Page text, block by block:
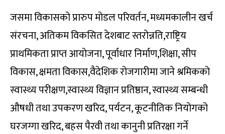
जसमा विकासको प्रारुप मोडल परिवर्तन, मध्यमकालीन खर्च
संरचना, अतिकम विकसित देशबाट स्तरोन्नति,राष्ट्रिय
प्राथमिकता प्राप्त आयोजना, पूर्वाधार निर्माण,शिक्षा, सीप
विकास, क्षमता विकास,वैदेशिक रोजगारीमा जाने श्रमिकको
स्वास्थ्य परीक्षण,स्वास्थ्य विज्ञान प्रतिष्ठान, स्वास्थ्य सम्बन्धी
औषधी तथा उपकरण खरिद, पर्यटन, कूटनीतिक नियोगको
घरजग्गा खरिद, बहस पैरवी तथा कानुनी प्रतिरक्षा गर्ने